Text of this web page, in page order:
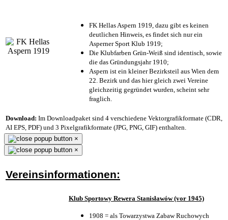
FK Hellas Aspern 1919, dazu gibt es keinen
deutlichen Hinweis, es findet sich nur ein
Asperner Sport Klub 1919;
Die Klubfarben Grün-Weiß sind identisch, sowie
die das Gründungsjahr 1910;
Aspern ist ein kleiner Bezirksteil aus Wien dem
22. Bezirk und das hier gleich zwei Vereine
gleichzeitig gegründet wurden, scheint sehr
fraglich.
Download: Im Downloadpaket sind 4 verschiedene Vektorgrafikformate (CDR,
AI EPS, PDF) und 3 Pixelgrafikformate (JPG, PNG, GIF) enthalten.
×
×
Vereinsinformationen:
Klub Sportowy Rewera Stanisławów (vor 1945)
1908 = als Towarzystwa Zabaw Ruchowych